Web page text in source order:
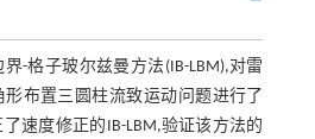
-格子玻尔兹曼方法(IB-LBM),对雷
形布置三圆柱流致运动问题进行了
速度修正的IB-LBM,验证该方法的